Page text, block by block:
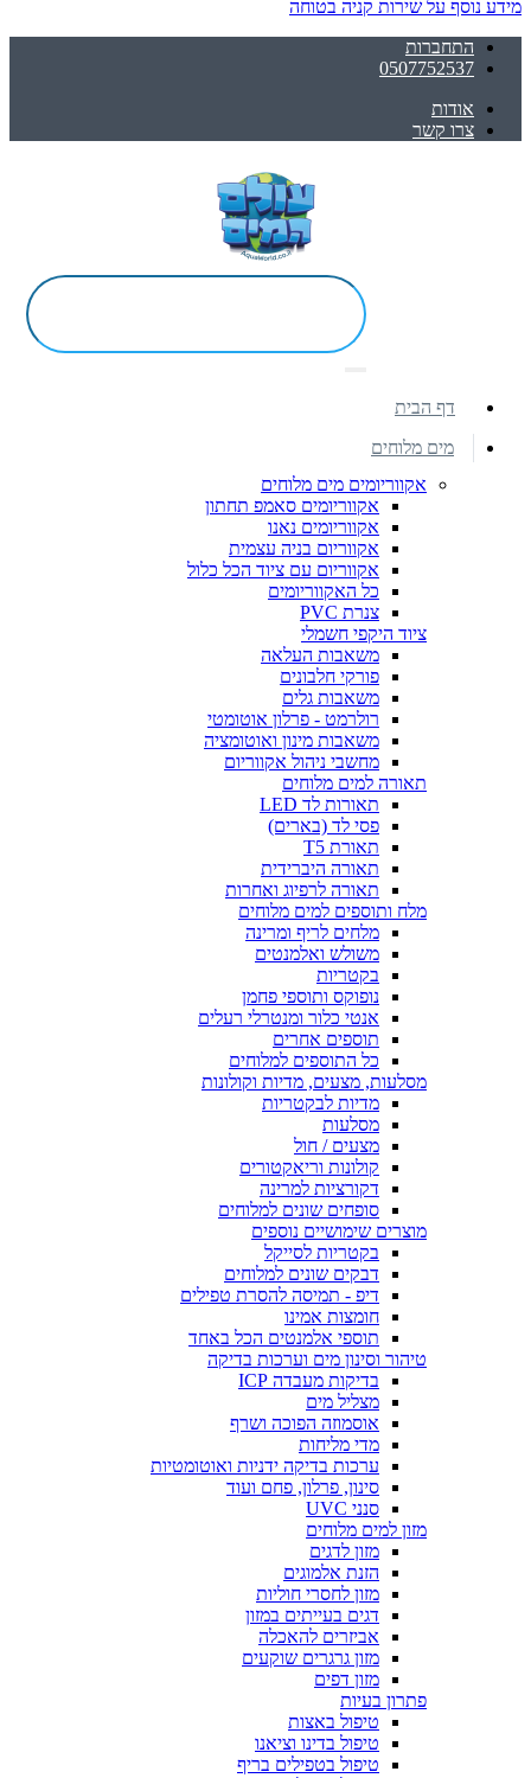
מידע נוסף על שירות קניה בטוחה
התחברות
0507752537
אודות
צרו קשר
דף הבית
מים מלוחים
אקווריומים מים מלוחים
אקווריומים סאמפ תחתון
אקווריומים נאנו
אקווריום בניה עצמית
אקווריום עם ציוד הכל כלול
כל האקווריומים
צנרת PVC
ציוד היקפי חשמלי
משאבות העלאה
פורקי חלבונים
משאבות גלים
רולרמט - פרלון אוטומטי
משאבות מינון ואוטומציה
מחשבי ניהול אקווריום
תאורה למים מלוחים
תאורות לד LED
פסי לד (בארים)
תאורת T5
תאורה היברידית
תאורה לרפיוג ואחרות
מלח ותוספים למים מלוחים
מלחים לריף ומרינה
משולש ואלמנטים
בקטריות
נופוקס ותוספי פחמן
אנטי כלור ומנטרלי רעלים
תוספים אחרים
כל התוספים למלוחים
מסלעות, מצעים, מדיות וקולונות
מדיות לבקטריות
מסלעות
מצעים / חול
קולונות וריאקטורים
דקורציות למרינה
סופחים שונים למלוחים
מוצרים שימושיים נוספים
בקטריות לסייקל
דבקים שונים למלוחים
דיפ - תמיסה להסרת טפילים
חומצות אמינו
תוספי אלמנטים הכל באחד
טיהור וסינון מים וערכות בדיקה
בדיקות מעבדה ICP
מצליל מים
אוסמוזה הפוכה ושרף
מדי מליחות
ערכות בדיקה ידניות ואוטומטיות
סינון, פרלון, פחם ועוד
סנני UVC
מזון למים מלוחים
מזון לדגים
הזנת אלמוגים
מזון לחסרי חוליות
דגים בעייתים במזון
אביזרים להאכלה
מזון גרגרים שוקעים
מזון דפים
פתרון בעיות
טיפול באצות
טיפול בדינו וציאנו
טיפול בטפילים בריף